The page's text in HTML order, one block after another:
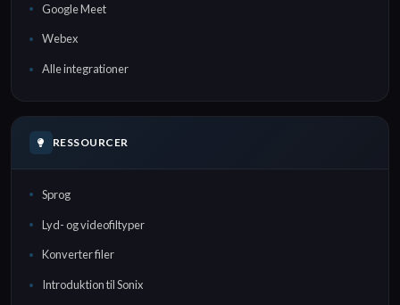
Google Meet
Webex
Alle integrationer
RESSOURCER
Sprog
Lyd- og videofiltyper
Konverter filer
Introduktion til Sonix